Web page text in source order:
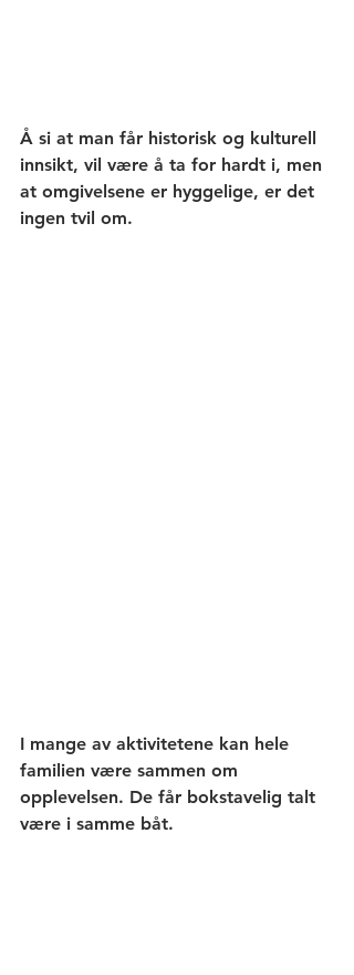
Å si at man får historisk og kulturell
innsikt, vil være å ta for hardt i, men
at omgivelsene er hyggelige, er det
ingen tvil om.
I mange av aktivitetene kan hele
familien være sammen om
opplevelsen. De får bokstavelig talt
være i samme båt.